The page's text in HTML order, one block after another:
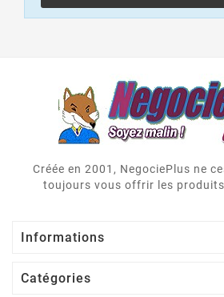
Créée en 2001, NegociePlus ne
toujours vous offrir les
Informations
Catégories